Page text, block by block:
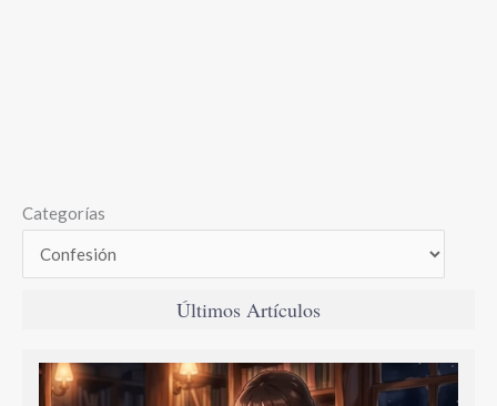
Categorías
Últimos Artículos